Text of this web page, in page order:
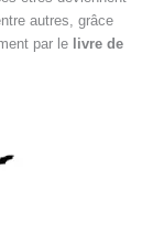
autres, grâce
par le livre de